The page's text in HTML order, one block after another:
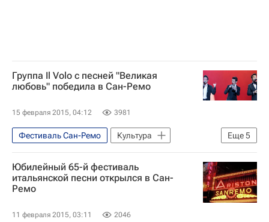
Группа Il Volo с песней "Великая
любовь" победила в Сан-Ремо
15 февраля 2015, 04:12 3981
Еще5
Фестиваль Сан-Ремо
Культура
Сан-Ремо
Италия
Весь мир
Европа
Лигурия
Юбилейный 65-й фестиваль
итальянской песни открылся в Сан-
Ремо
11 февраля 2015, 03:11 2046